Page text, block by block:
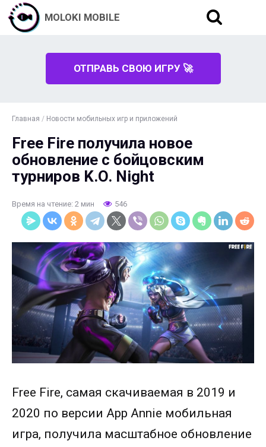
MOLOKI MOBILE
ОТПРАВЬ СВОЮ ИГРУ 🚀
Главная / Новости мобильных игр и приложений
Free Fire получила новое
обновление с бойцовским
турниров K.O. Night
Время на чтение: 2 мин 546
Free Fire, самая скачиваемая в 2019 и
2020 по версии App Annie мобильная
игра, получила масштабное обновление